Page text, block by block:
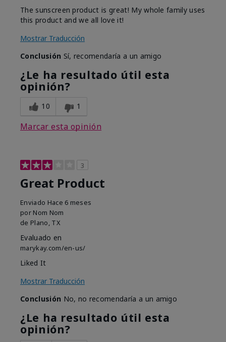
The sunscreen product is great! My whole family uses
this product and we all love it!
Mostrar Traducción
Conclusión Sí, recomendaría a un amigo
¿Le ha resultado útil esta
opinión?
10 1
Marcar esta opinión
3
Great Product
Enviado Hace 6 meses
por Nom Nom
de Plano, TX
Evaluado en
marykay.com/en-us/
Liked It
Mostrar Traducción
Conclusión No, no recomendaría a un amigo
¿Le ha resultado útil esta
opinión?